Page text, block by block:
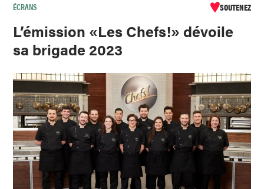
ÉCRANS SOUTENEZ
L’émission «Les Chefs!» dévoile
sa brigade 2023